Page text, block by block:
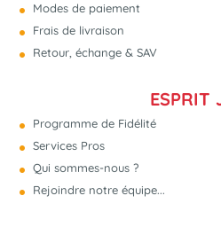
Modes de paiement
Frais de livraison
Retour, échange & SAV
ESPRIT
Programme de Fidélité
Services Pros
Qui sommes-nous ?
Rejoindre notre équipe...